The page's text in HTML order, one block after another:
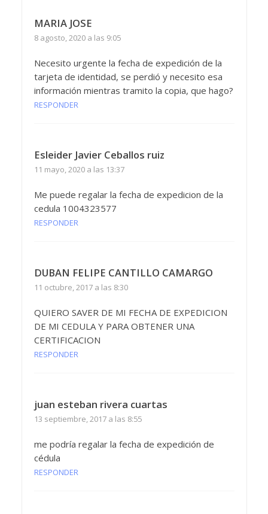
MARIA JOSE
8 agosto, 2020 a las 9:05
Necesito urgente la fecha de expedición de la
tarjeta de identidad, se perdió y necesito esa
información mientras tramito la copia, que hago?
RESPONDER
Esleider Javier Ceballos ruiz
11 mayo, 2020 a las 13:37
Me puede regalar la fecha de expedicion de la
cedula 1004323577
RESPONDER
DUBAN FELIPE CANTILLO CAMARGO
11 octubre, 2017 a las 8:30
QUIERO SAVER DE MI FECHA DE EXPEDICION
DE MI CEDULA Y PARA OBTENER UNA
CERTIFICACION
RESPONDER
juan esteban rivera cuartas
13 septiembre, 2017 a las 8:55
me podría regalar la fecha de expedición de
cédula
RESPONDER